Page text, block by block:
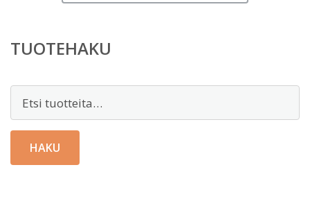
TUOTEHAKU
HAKU